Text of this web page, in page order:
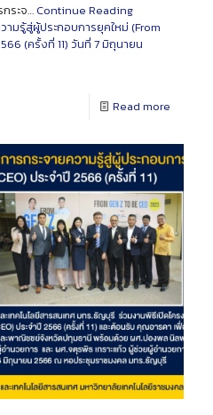
ระจ… Continue Reading
ามรู้สู่ผู้ประกอบการยุคใหม่ (From
(ครั้งที่ 11) วันที่ 7 มิถุนายน
Read more